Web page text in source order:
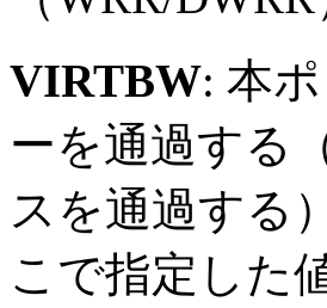
VIRTBW: 本
ーを通過する
スを通過する
こで指定した